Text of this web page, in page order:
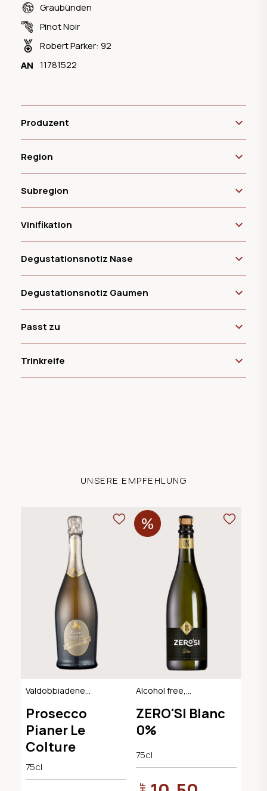
Graubünden
Pinot Noir
Robert Parker: 92
11781522
Produzent
Region
Subregion
Vinifikation
Degustationsnotiz Nase
Degustationsnotiz Gaumen
Passt zu
Trinkreife
UNSERE EMPFEHLUNG
Valdobbiadene
Prosecco
Pianer Le
Colture
75cl
Alcohol free,
ZERO'SI Blanc
0%
75cl